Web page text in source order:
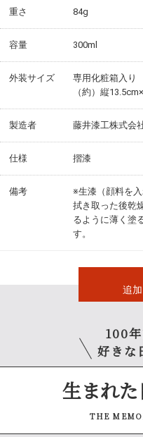
重さ 84g
容量 300ml
外装サイズ
専用化粧箱入り
（約）縦
製造者 藤井漆工株式会
仕様 摺漆
備考
※生漆（顔料を
拭き取った後乾
るように薄く塗
す。
追加
100
好きな
生まれ
THE